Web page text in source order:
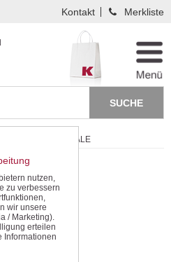
Kontakt Merkliste
W S V Winter-SALE
nutzen,
zu verbessern
wir unsere
/ Marketing).
erteilen
Informationen